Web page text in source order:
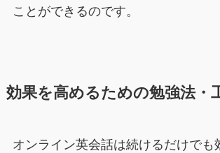
ことができるのです。
効果を高めるための勉強法・
オンライン英会話は続けるだけでも